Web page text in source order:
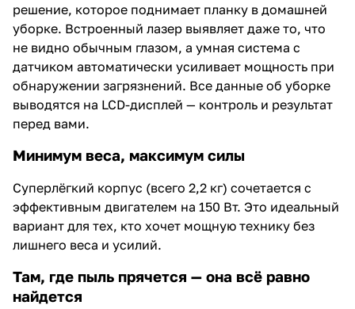
решение, которое поднимает планку в домашней
уборке. Встроенный лазер выявляет даже то, что
не видно обычным глазом, а умная система с
датчиком автоматически усиливает мощность при
обнаружении загрязнений. Все данные об уборке
выводятся на LCD-дисплей — контроль и результат
перед вами.
Минимум веса, максимум силы
Суперлёгкий корпус (всего 2,2 кг) сочетается с
эффективным двигателем на 150 Вт. Это идеальный
вариант для тех, кто хочет мощную технику без
лишнего веса и усилий.
Там, где пыль прячется — она всё равно
найдется